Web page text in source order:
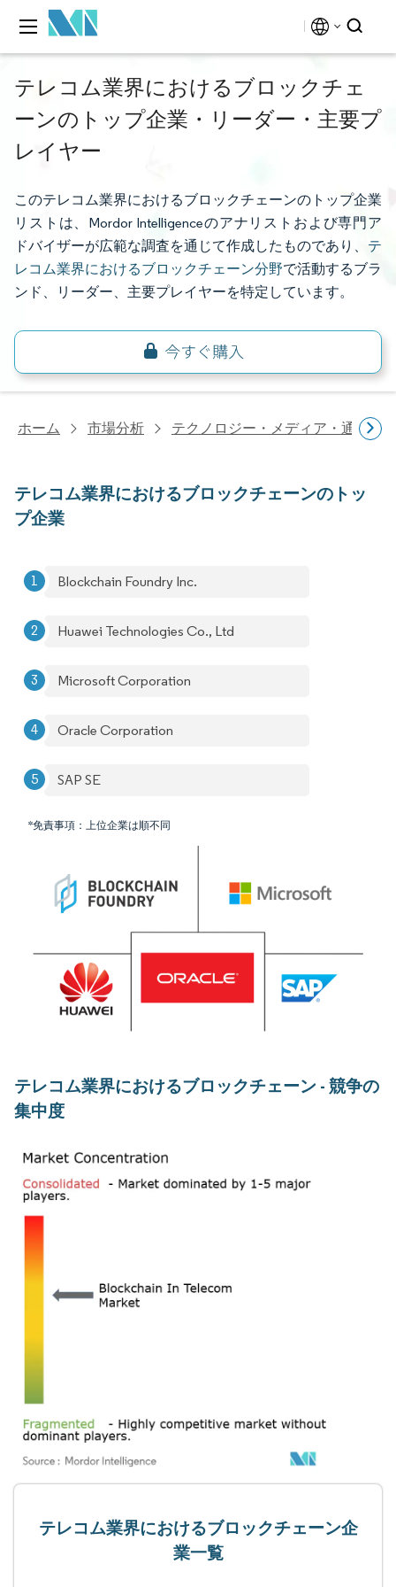
テレコム業界におけるブロックチェ
ーンのトップ企業・リーダー・主要プ
レイヤー
このテレコム業界におけるブロックチェーンのトップ企業
リストは、Mordor Intelligenceのアナリストおよび専門ア
ドバイザーが広範な調査を通じて作成したものであり、 テ
レコム業界におけるブロックチェーン分野で活動するブラ
ンド、リーダー、主要プレイヤーを特定しています。
ホーム 市場分析 テクノロジー・メディア・通信研
テレコム業界におけるブロックチェーンのトッ
プ企業
Blockchain Foundry Inc.
Huawei Technologies Co., Ltd
Microsoft Corporation
Oracle Corporation
SAP SE
*免責事項：上位企業は順不同
テレコム業界におけるブロックチェーン - 競争の
集中度
テレコム業界におけるブロックチェーン企
業一覧